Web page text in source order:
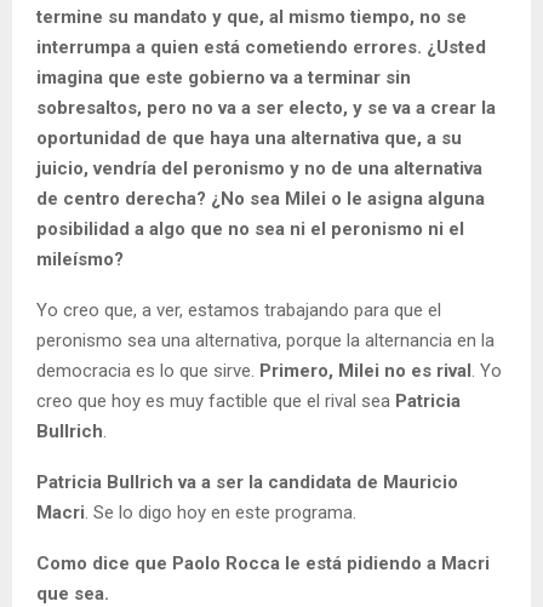
termine su mandato y que, al mismo tiempo, no se
interrumpa a quien está cometiendo errores. ¿Usted
imagina que este gobierno va a terminar sin
sobresaltos, pero no va a ser electo, y se va a crear la
oportunidad de que haya una alternativa que, a su
juicio, vendría del peronismo y no de una alternativa
de centro derecha? ¿No sea Milei o le asigna alguna
posibilidad a algo que no sea ni el peronismo ni el
mileísmo?
Yo creo que, a ver, estamos trabajando para que el
peronismo sea una alternativa, porque la alternancia en la
democracia es lo que sirve. Primero, Milei no es rival . Yo
creo que hoy es muy factible que el rival sea Patricia
Bullrich.
Patricia Bullrich va a ser la candidata de Mauricio
Macri. Se lo digo hoy en este programa.
Como dice que Paolo Rocca le está pidiendo a Macri
que sea.